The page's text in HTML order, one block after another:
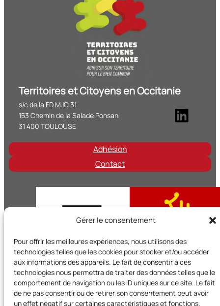
Gérer le consentement
Pour offrir les meilleures expériences, nous utilisons des
technologies telles que les cookies pour stocker et/ou accéder
aux informations des appareils. Le fait de consentir à ces
technologies nous permettra de traiter des données telles que le
comportement de navigation ou les ID uniques sur ce site. Le fait
de ne pas consentir ou de retirer son consentement peut avoir
un effet négatif sur certaines caractéristiques et fonctions.
Territoires et Citoyens en Occitanie
s/c de la FD MJC 31
153 Chemin de la Salade Ponsan
31 400 TOULOUSE
Adhésion
Contact
Territoires et Citoyens en Occitanie est un réseau régional